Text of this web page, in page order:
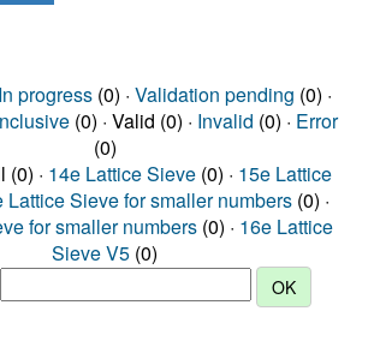
In progress(0) · Validation pending (0) ·
(0) · Valid (0) · Invalid (0) · Error
(0)
· 14e Lattice Sieve (0) · 15e Lattice
Lattice Sieve for smaller numbers (0) ·
for smaller numbers (0) · 16e Lattice
Sieve V5 (0)